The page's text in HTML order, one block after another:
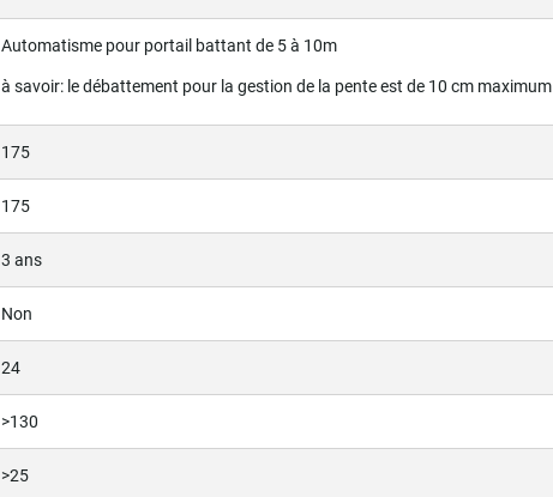
Automatisme pour portail battant de 5 à 10m
à savoir: le débattement pour la gestion de la pente est de 10 cm maximum
175
175
3 ans
Non
24
>130
>25